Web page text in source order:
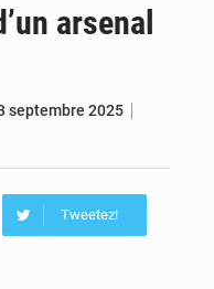
Bénin et Canada scellent un partenariat inédit
arsenal
septembre 2025
Tweetez!